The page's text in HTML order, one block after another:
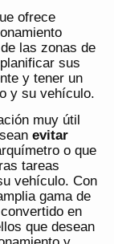
ofrece
las zonas de
sus
y tener un
y su vehículo.
muy útil
evitar
o que
tareas
vehículo. Con
gama de
en
que desean